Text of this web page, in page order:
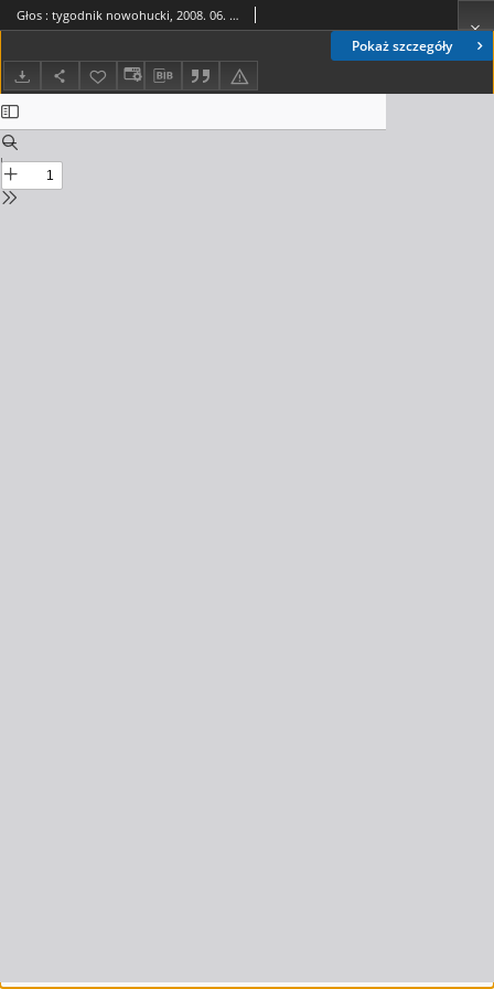
Pokaż szczegóły
Głos : tygodnik nowohucki, 2008. 06. 20, nr 25